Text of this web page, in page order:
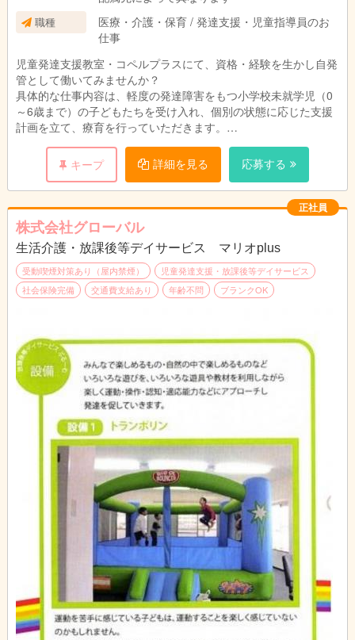
職種
医療・介護・保育 / 発達支援・児童指導員のお
仕事
児童発達支援教室・コペルプラスにて、資格・経験を生かし自発
管として働いてみませんか？
具体的な仕事内容は、軽度の発達障害をもつ小学校未就学児（0
～6歳まで）の子どもたちを受け入れ、個別の状態に応じた支援
計画を立て、療育を行っていただきます。
持ち帰りの仕事はなしで、残業もほとんどありません。
入社後、研修制度がありますので未経験でも大丈夫です！
＜具体的な業務内容＞
・個別レッスン（50分間）
・保護者への報告、ヒヤリング（10分間）
・教材の準備、レポート作成
・教室内整備等、付帯業務
キープ 詳細を見る 応募する
正社員
株式会社グローバル
生活介護・放課後等デイサービス マリオplus
受動喫煙対策あり（屋内禁煙）
児童発達支援・放課後等デイサービス
社会保険完備
交通費支給あり 年齢不問 ブランクOK